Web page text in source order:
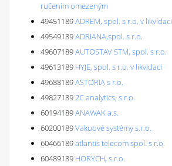
ručením omezeným
49451189ADREM, spol. s r.o. v likvidaci
49549189ADRIANA,spol. s r.o.
49607189AUTOSTAV STM, spol. s r.o.
49613189 HYJE, spol. s r.o. v likvidaci
49688189ASTORIA s r.o.
498271892C analytics, s.r.o.
60194189ANAWAK a.s.
60200189Vakuové systémy s.r.o.
60466189atlantis telecom spol. s r.o.
60489189 HORYCH, s.r.o.